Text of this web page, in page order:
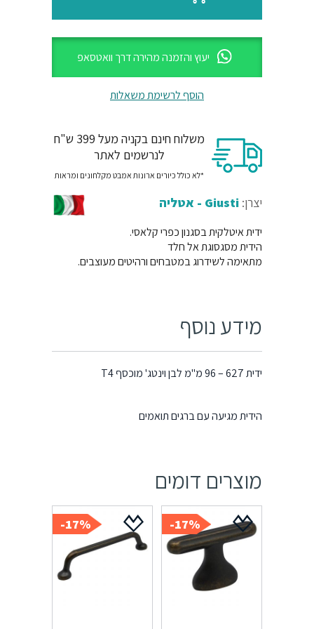
יעוץ והזמנה מהירה דרך וואטסאפ
הוסף לרשימת משאלות
משלוח חינם בקניה מעל 399 ש"ח
לנרשמים לאתר
*לא כולל כיורים ארונות אמבט מקלחונים ומראות
יצרן: Giusti - אטליה
ידית איטלקית בסגנון כפרי קלאסי.
הידית מסגסוגת אל חלד
מתאימה לשידרוג במטבחים ורהיטים מעוצבים.
מידע נוסף
ידית 627 – 96 מ"מ לבן וינטג' מוכסף T4
הידית מגיעה עם ברגים תואמים
מוצרים דומים
17%-
17%-